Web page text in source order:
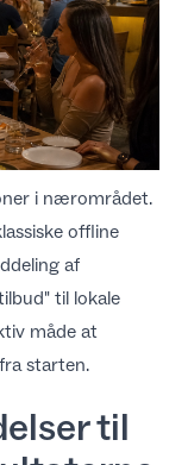
i nærområdet.
offline
af
til lokale
måde at
starten.
til